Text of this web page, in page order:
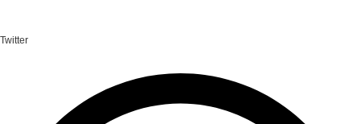
Twitter